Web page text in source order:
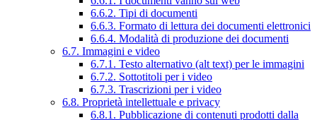
6.6.2. Tipi di documenti
6.6.3. Formato di lettura dei documenti elettronici
6.6.4. Modalità di produzione dei documenti
6.7. Immagini e video
6.7.1. Testo alternativo (alt text) per le immagini
6.7.2. Sottotitoli per i video
6.7.3. Trascrizioni per i video
6.8. Proprietà intellettuale e privacy
6.8.1. Pubblicazione di contenuti prodotti dalla